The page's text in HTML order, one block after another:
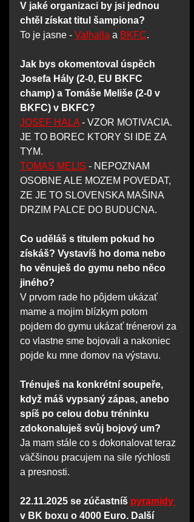
V jaké organizaci by jsi jednou
chtěl získat titul šampiona?
To je jasne - Valhalla a BKFC.
Jak bys okomentoval úspěch
Josefa Hály (2-0, EU BKFC
champ) a Tomáše Meliše (2-0 v
BKFC) v BKFC?
JOSEF HALA - VZOR MOTIVACIA.
JE TO BOREC KTORY SI IDE ZA
TYM.
TOMAS MELIS - NEPOZNAM
OSOBNE ALE MOZEM POVEDAT,
ZE JE TO SLOVENSKA MAŠINA
DRZIM PALCE DO BUDUCNA.
Co uděláš s titulem pokud ho
získáš? Vystavíš ho doma nebo
ho věnuješ do gymu nebo něco
jiného?
V prvom rade ho pôjdem ukázať
mame a mojim blízkym potom
pojdem do gymu ukázať trénerovi za
co vlastne sme bojovali a nakoniec
pojde ku mne domov na výstavu.
Trénuješ na konkrétní soupeře,
když máš vypsaný zápas, anebo
spíš po celou dobu tréninku
zdokonaluješ svůj bojový um?
Ja mam stále co s dokonalovat teraz
väčšinou pracujem na sile rýchlosti
a presnosti.
22.11.2025 se zúčastníš pyramidy
v BK boxu o 4000 Euro. Další